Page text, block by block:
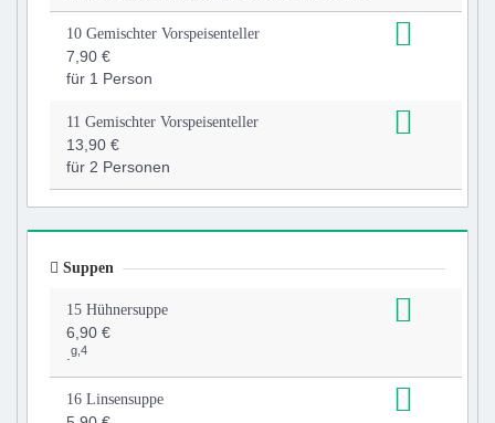
10 Gemischter Vorspeisenteller
7,90 €
für 1 Person
11 Gemischter Vorspeisenteller
13,90 €
für 2 Personen
Suppen
15 Hühnersuppe
6,90 €
.g,4
16 Linsensuppe